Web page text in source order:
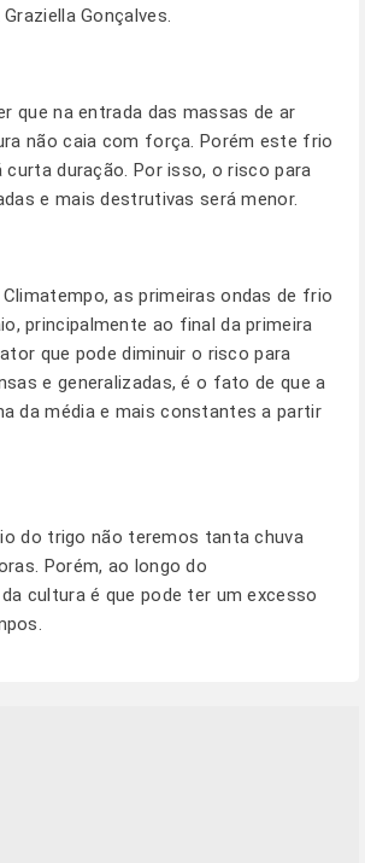
Gonçalves.
que na entrada das massas de ar
não caia com força. Porém este frio
duração. Por isso, o risco para
e mais destrutivas será menor.
as primeiras ondas de frio
principalmente ao final da primeira
que pode diminuir o risco para
e generalizadas, é o fato de que a
da média e mais constantes a partir
do trigo não teremos tanta chuva
Porém, ao longo do
cultura é que pode ter um excesso